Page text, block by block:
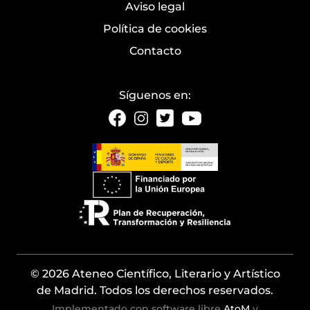
Aviso legal
Política de cookies
Contacto
Síguenos en:
© 2026 Ateneo Científico, Literario y Artístico
de Madrid. Todos los derechos reservados.